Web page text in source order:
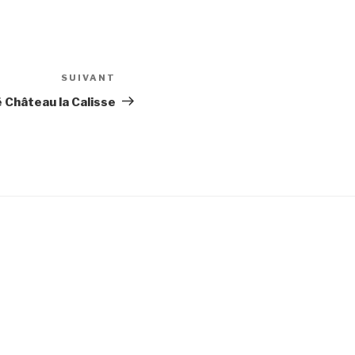
suivant
SUIVANT
la Calisse